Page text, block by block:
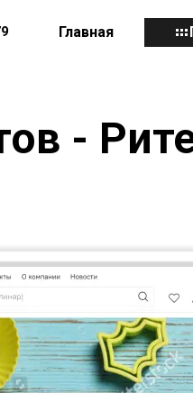
Главная
-